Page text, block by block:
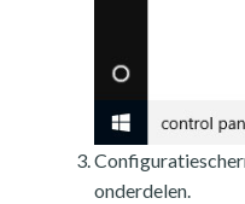
onderdelen.